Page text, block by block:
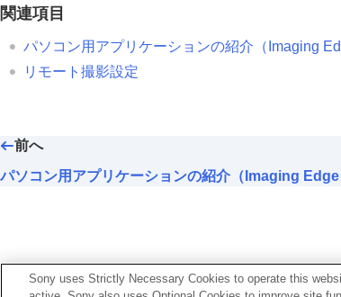
関連項目
パソコン用アプリケーションの紹介（Imaging
リモート撮影設定
前へ
パソコン用アプリケーションの紹介（Imaging
Sony uses Strictly Necessary Cookies to operate this